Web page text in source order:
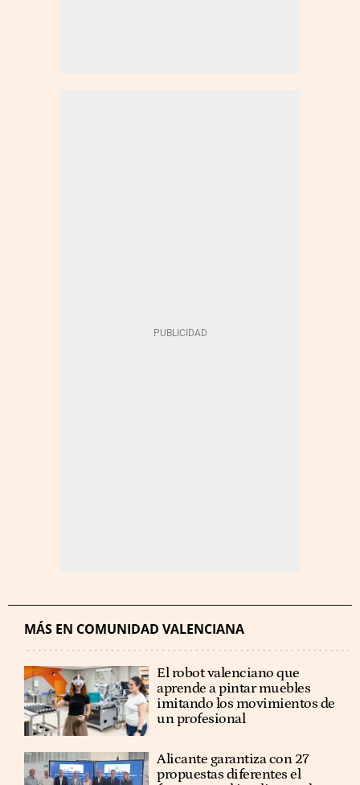
MÁS EN COMUNIDAD VALENCIANA
El robot valenciano que
aprende a pintar muebles
imitando los movimientos de
un profesional
Alicante garantiza con 27
propuestas diferentes el